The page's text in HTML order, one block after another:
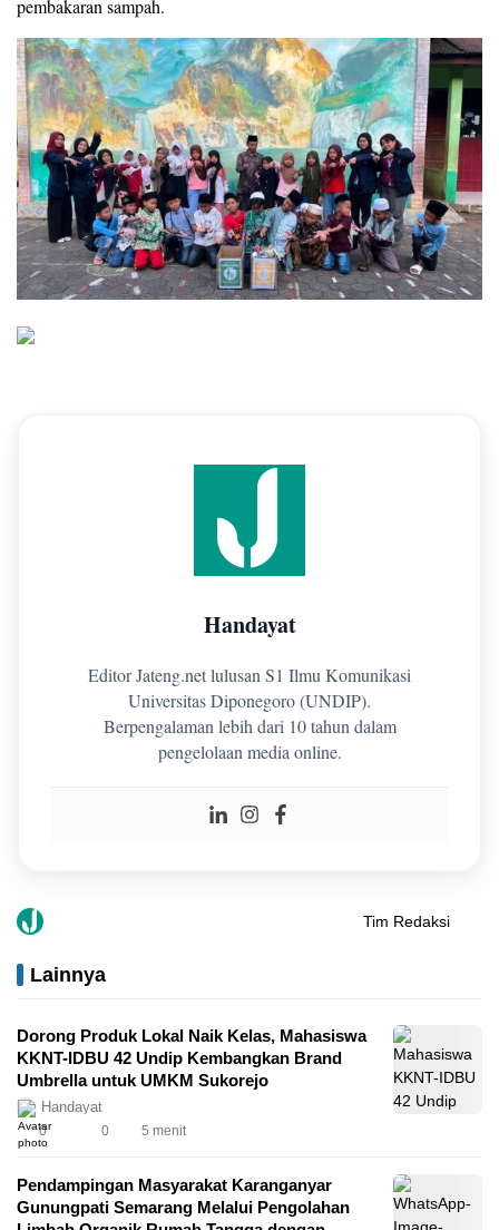
pembakaran sampah.
Handayat
Editor Jateng.net lulusan S1 Ilmu Komunikasi
Universitas Diponegoro (UNDIP).
Berpengalaman lebih dari 10 tahun dalam
pengelolaan media online.
Tim Redaksi
Lainnya
Dorong Produk Lokal Naik Kelas, Mahasiswa
KKNT-IDBU 42 Undip Kembangkan Brand
Umbrella untuk UMKM Sukorejo
Handayat
0 0 5 menit
Pendampingan Masyarakat Karanganyar
Gunungpati Semarang Melalui Pengolahan